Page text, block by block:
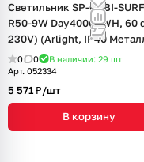
Светильник SP-GABI-
R50-9W Day4000 (WH, 60
230V) (Arlight, IP40
лет)
0 0 В наличии: 29 шт
Арт. 052334
5 571 ₽/шт
В корзину